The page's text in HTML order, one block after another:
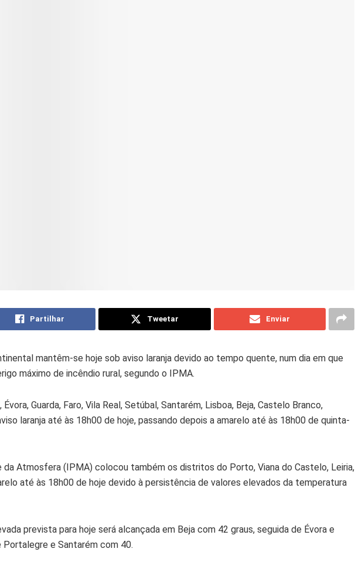
Partilhar Tweetar Enviar
mantêm-se hoje sob aviso laranja devido ao tempo quente, num dia em que
máximo de incêndio rural, segundo o IPMA.
Guarda, Faro, Vila Real, Setúbal, Santarém, Lisboa, Beja, Castelo Branco,
laranja até às 18h00 de hoje, passando depois a amarelo até às 18h00 de quinta-
Atmosfera (IPMA) colocou também os distritos do Porto, Viana do Castelo, Leiria,
até às 18h00 de hoje devido à persistência de valores elevados da temperatura
prevista para hoje será alcançada em Beja com 42 graus, seguida de Évora e
e Santarém com 40.